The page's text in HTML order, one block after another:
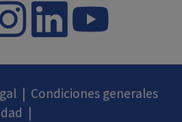
Condiciones generales